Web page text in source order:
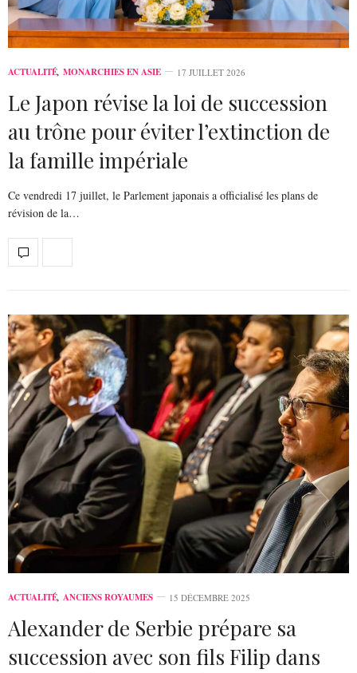
ACTUALITÉ, MONARCHIES EN ASIE 17 JUILLET 2026
Le Japon révise la loi de succession
au trône pour éviter l’extinction de
la famille impériale
Ce vendredi 17 juillet, le Parlement japonais a officialisé les plans de
révision de la…
ACTUALITÉ, ANCIENS ROYAUMES 15 DÉCEMBRE 2025
Alexander de Serbie prépare sa
succession avec son fils Filip dans